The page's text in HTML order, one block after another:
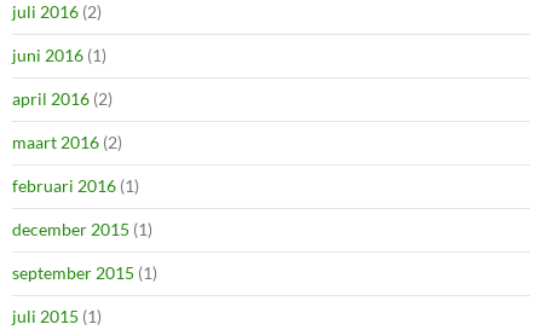
juli 2016 (2)
juni 2016 (1)
april 2016 (2)
maart 2016 (2)
februari 2016 (1)
december 2015 (1)
september 2015 (1)
juli 2015 (1)